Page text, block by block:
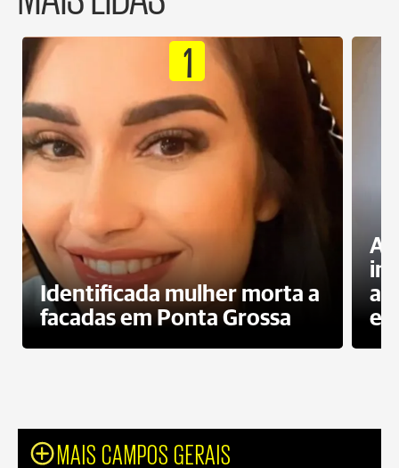
1
Identificada mulher morta a
facadas em Ponta Grossa
MAIS CAMPOS GERAIS